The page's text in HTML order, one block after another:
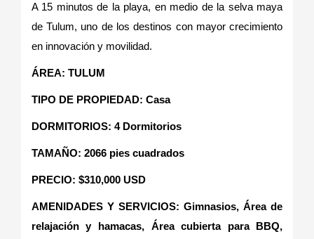
A 15 minutos de la playa, en medio de la selva maya
de Tulum, uno de los destinos con mayor crecimiento
en innovación y movilidad.
ÁREA: TULUM
TIPO DE PROPIEDAD: Casa
DORMITORIOS: 4 Dormitorios
TAMAÑO: 2066 pies cuadrados
PRECIO: $310,000 USD
AMENIDADES Y SERVICIOS: Gimnasios, Área de
relajación y hamacas, Área cubierta para BBQ,